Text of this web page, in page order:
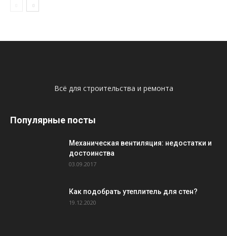
Всё для строительства и ремонта
Популярные посты
Механическая вентиляция: недостатки и
достоинства
03.09.2017
Как подобрать утеплитель для стен?
19.12.2020